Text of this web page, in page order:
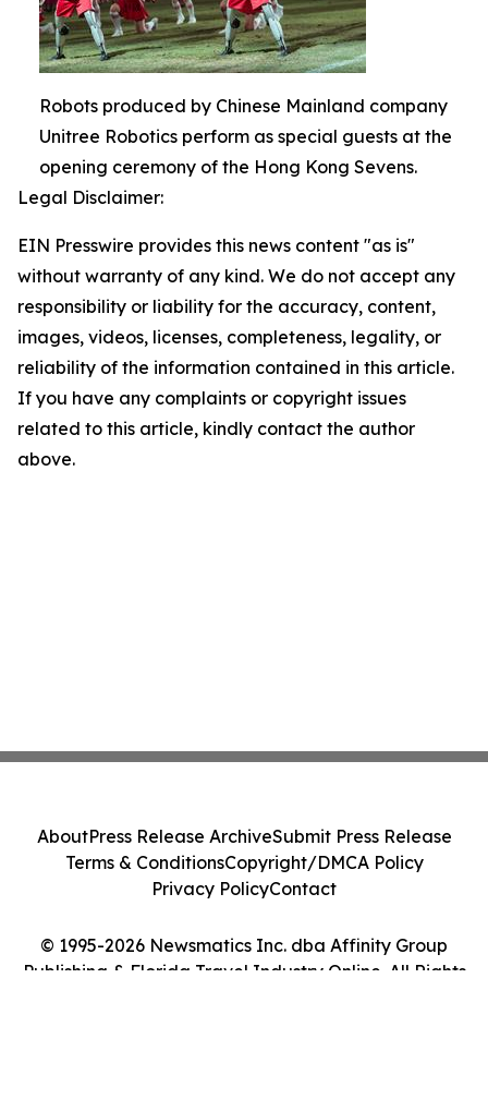
Robots produced by Chinese Mainland company
Unitree Robotics perform as special guests at the
opening ceremony of the Hong Kong Sevens.
Legal Disclaimer:
EIN Presswire provides this news content "as is"
without warranty of any kind. We do not accept any
responsibility or liability for the accuracy, content,
images, videos, licenses, completeness, legality, or
reliability of the information contained in this article.
If you have any complaints or copyright issues
related to this article, kindly contact the author
above.
© 1995-2026 Newsmatics Inc. dba Affinity Group
Publishing & Florida Travel Industry Online. All Rights
AboutPress Release ArchiveSubmit Press Release
Terms & ConditionsCopyright/DMCA Policy
Privacy PolicyContact